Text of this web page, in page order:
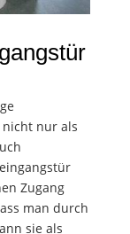
nicht nur als
Zugang
man durch
sie als